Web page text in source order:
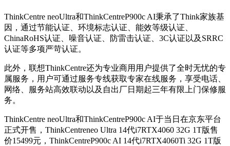
ThinkCentre neoUltra和ThinkCentreP900c AI秉承了Think家族基
因，通过节能认证、环境标志认证、能效等级认证、
ChinaRoHS认证、噪音认证、防雷击认证、3C认证以及SRRC
认证等多项严苛认证。
此外，联想ThinkCentre还为专业商用用户提供了全时无忧的专
属服务，用户可通过服务专线获取专家在线服务，享受电话、
网络、服务站高效联动以及自出厂日期起三年有限上门保修服
务。
ThinkCentre neoUltra和ThinkCentreP900c AI于当日在京东平台
正式开售，ThinkCentreneo Ultra 14代i7RTX4060 32G 1T版售
价15499元，ThinkCentreP900c AI 14代i7RTX4060Ti 32G 1T版